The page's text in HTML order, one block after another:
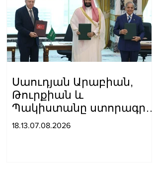
Սաուդյան Արաբիան,
Թուրքիան և
Պակիստանը ստորագրել
են հավաքական
18.13.07.08.2026